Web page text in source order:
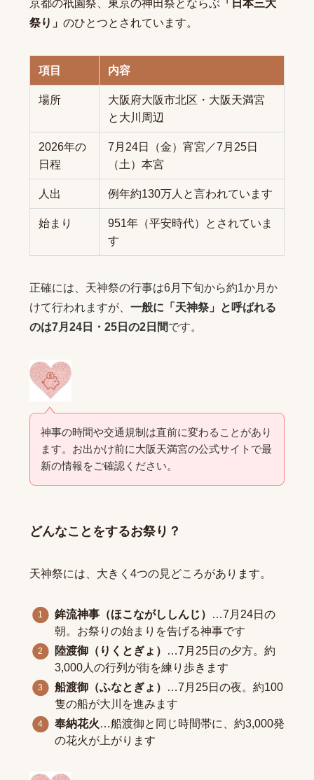
京都の祇園祭、東京の神田祭とならぶ 「日本三大
祭り」 のひとつとされています。
項目 内容
場所
大阪府大阪市北区・大阪天満宮
と大川周辺
2026年の
日程
7月24日（金）宵宮／7月25日
（土）本宮
人出 例年約130万人と言われています
始まり
951年（平安時代）とされていま
す
正確には、天神祭の行事は6月下旬から約1か月か
けて行われますが、 一般に「天神祭」と呼ばれる
のは7月24日・25日の2日間です。
神事の時間や交通規制は直前に変わることがあり
ます。お出かけ前に大阪天満宮の公式サイトで最
新の情報をご確認ください。
どんなことをするお祭り？
天神祭には、大きく4つの見どころがあります。
鉾流神事（ほこながししんじ）
…7月24日の
朝。お祭りの始まりを告げる神事です
陸渡御（りくとぎょ）
…7月25日の夕方。約
3,000人の行列が街を練り歩きます
船渡御（ふなとぎょ）
…7月25日の夜。約100
隻の船が大川を進みます
奉納花火…船渡御と同じ時間帯に、約3,000発
の花火が上がります